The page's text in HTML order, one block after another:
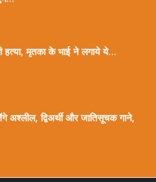
हत्या, मृतका के भाई ने लगाये ये...
अश्लील, द्विअर्थी और जातिसूचक गाने,